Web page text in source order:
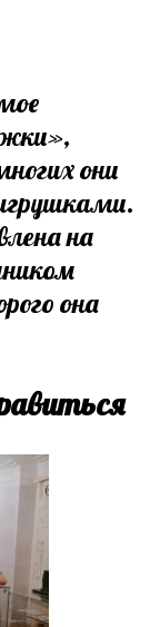
они
на
она